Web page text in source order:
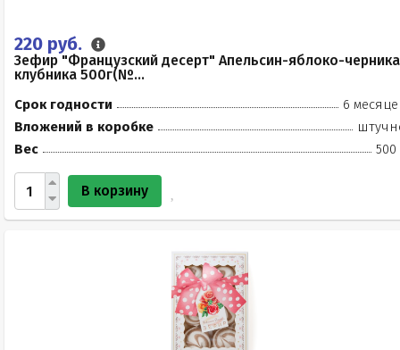
220 руб.
Зефир "Французский десерт" Апельсин-яблоко-
клубника 500г(№...
Срок годности
6
Вложений в коробке
Вес
500
В корзину